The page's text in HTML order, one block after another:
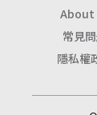
About
常見
隱私權